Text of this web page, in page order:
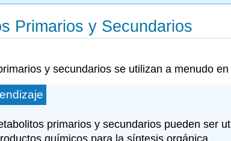
Primarios y Secundarios
y secundarios se utilizan a menudo
primarios y secundarios pueden ser